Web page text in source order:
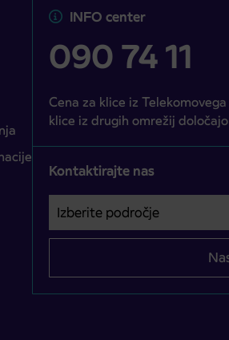
INFO center
090 74 11
Cena za klice iz
klice iz drugih omrežij
Kontaktirajte nas
Izberite področje
Področje je obvezno izbrati.